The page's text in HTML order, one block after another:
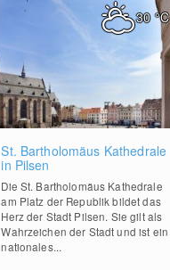
St. Bartholomäus Kathedrale
in Pilsen
Die St. Bartholomäus Kathedrale
am Platz der Republik bildet das
Herz der Stadt Pilsen. Sie gilt als
Wahrzeichen der Stadt und ist ein
nationales...
30°C